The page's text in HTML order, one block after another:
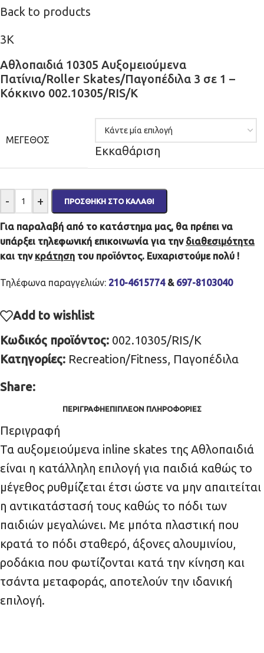
Back to products
3K
Αθλοπαιδιά 10305 Αυξομειούμενα
Πατίνια/Roller Skates/Παγοπέδιλα 3 σε 1 –
Κόκκινο 002.10305/RIS/K
ΜΈΓΕΘΟΣ
Εκκαθάριση
- + ΠΡΟΣΘΉΚΗ ΣΤΟ ΚΑΛΆΘΙ
Για παραλαβή από το κατάστημα μας, θα πρέπει να
υπάρξει τηλεφωνική επικοινωνία για την διαθεσιμότητα
και την κράτηση του προϊόντος. Ευχαριστούμε πολύ !
Τηλέφωνα παραγγελιών: 210-4615774& 697-8103040
Add to wishlist
Κωδικός προϊόντος: 002.10305/RIS/K
Κατηγορίες: Recreation/Fitness, Παγοπέδιλα
Share:
ΠΕΡΙΓΡΑΦΉΕΠΙΠΛΈΟΝ ΠΛΗΡΟΦΟΡΊΕΣ
Περιγραφή
Τα αυξομειούμενα inline skates της Αθλοπαιδιά
είναι η κατάλληλη επιλογή για παιδιά καθώς το
μέγεθος ρυθμίζεται έτσι ώστε να μην απαιτείται
η αντικατάστασή τους καθώς το πόδι των
παιδιών μεγαλώνει. Με μπότα πλαστική που
κρατά το πόδι σταθερό, άξονες αλουμινίου,
ροδάκια που φωτίζονται κατά την κίνηση και
τσάντα μεταφοράς, αποτελούν την ιδανική
επιλογή.